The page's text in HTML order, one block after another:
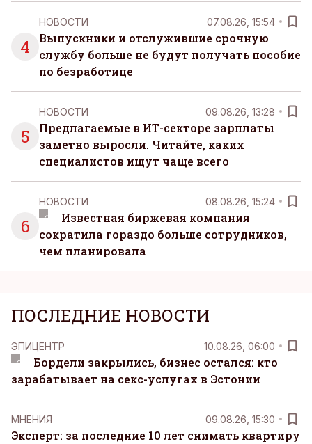
4
НОВОСТИ 07.08.26, 15:54
Выпускники и отслужившие срочную
службу больше не будут получать пособие
по безработице
5
НОВОСТИ 09.08.26, 13:28
Предлагаемые в ИТ-секторе зарплаты
заметно выросли. Читайте, каких
специалистов ищут чаще всего
6
НОВОСТИ 08.08.26, 15:24
Известная биржевая компания
сократила гораздо больше сотрудников,
чем планировала
ПОСЛЕДНИЕ НОВОСТИ
ЭПИЦЕНТР 10.08.26, 06:00
Бордели закрылись, бизнес остался: кто
зарабатывает на секс-услугах в Эстонии
MНЕНИЯ 09.08.26, 15:30
Эксперт: за последние 10 лет снимать квартиру